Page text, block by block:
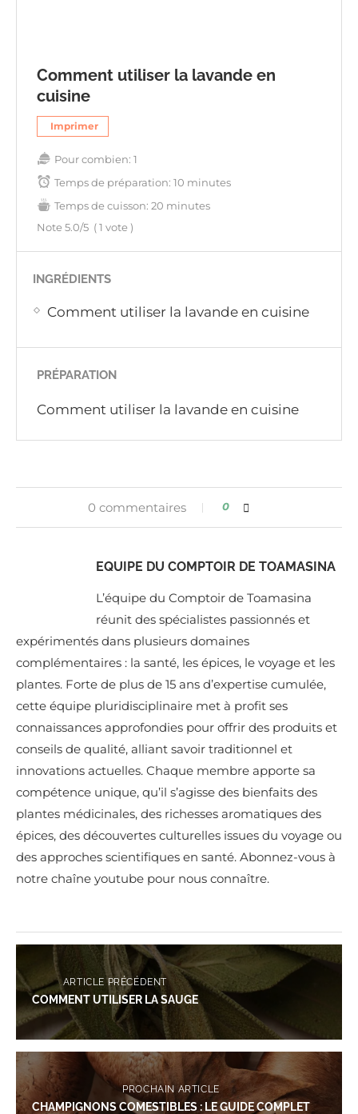
Comment utiliser la lavande en
cuisine
Imprimer
Pour combien: 1
Temps de préparation: 10 minutes
Temps de cuisson: 20 minutes
Note 5.0/5 (1 vote )
INGRÉDIENTS
Comment utiliser la lavande en cuisine
PRÉPARATION
Comment utiliser la lavande en cuisine
0 commentaires 0
EQUIPE DU COMPTOIR DE TOAMASINA
L’équipe du Comptoir de Toamasina
réunit des spécialistes passionnés et
expérimentés dans plusieurs domaines
complémentaires : la santé, les épices, le voyage et les
plantes. Forte de plus de 15 ans d’expertise cumulée,
cette équipe pluridisciplinaire met à profit ses
connaissances approfondies pour offrir des produits et
conseils de qualité, alliant savoir traditionnel et
innovations actuelles. Chaque membre apporte sa
compétence unique, qu’il s’agisse des bienfaits des
plantes médicinales, des richesses aromatiques des
épices, des découvertes culturelles issues du voyage ou
des approches scientifiques en santé. Abonnez-vous à
notre chaîne youtube pour nous connaître.
ARTICLE PRÉCÉDENT
COMMENT UTILISER LA SAUGE
PROCHAIN ARTICLE
CHAMPIGNONS COMESTIBLES : LE GUIDE COMPLET